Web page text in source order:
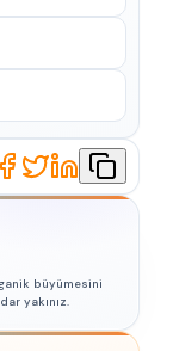
büyümesini
yakınız.